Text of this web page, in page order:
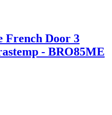
French Door 3
- BRO85ME